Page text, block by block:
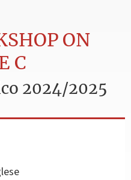
ON
C
2024/2025